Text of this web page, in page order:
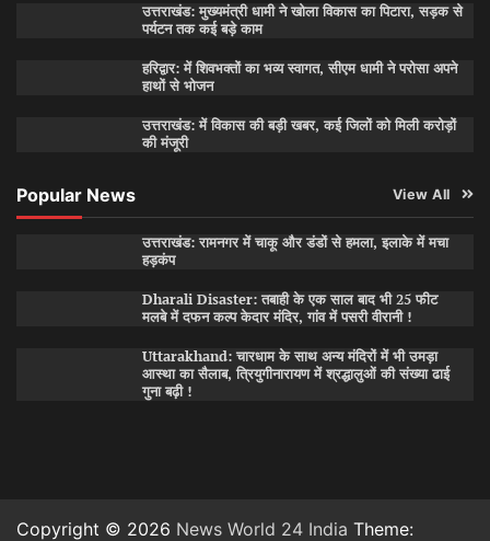
उत्तराखंड: मुख्यमंत्री धामी ने खोला विकास का पिटारा, सड़क से
पर्यटन तक कई बड़े काम
हरिद्वार: में शिवभक्तों का भव्य स्वागत, सीएम धामी ने परोसा अपने
हाथों से भोजन
उत्तराखंड: में विकास की बड़ी खबर, कई जिलों को मिली करोड़ों
की मंजूरी
Popular News View All
उत्तराखंड: रामनगर में चाकू और डंडों से हमला, इलाके में मचा
हड़कंप
Dharali Disaster: तबाही के एक साल बाद भी 25 फीट
मलबे में दफन कल्प केदार मंदिर, गांव में पसरी वीरानी !
Uttarakhand: चारधाम के साथ अन्य मंदिरों में भी उमड़ा
आस्था का सैलाब, त्रियुगीनारायण में श्रद्धालुओं की संख्या ढाई
गुना बढ़ी !
Copyright © 2026 News World 24 India Theme: